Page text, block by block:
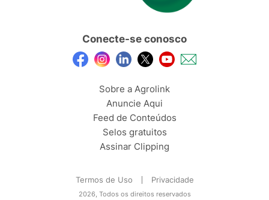
Conecte-se conosco
Sobre a Agrolink
Anuncie Aqui
Feed de Conteúdos
Selos gratuitos
Assinar Clipping
Termos de Uso Privacidade
2026, Todos os direitos reservados